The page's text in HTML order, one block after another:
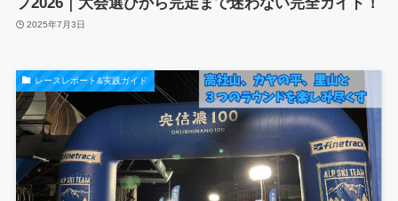
2025年7月3日
レースレポート&実践ガイド